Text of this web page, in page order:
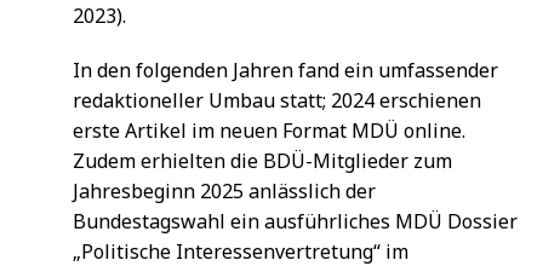
2023).
In den folgenden Jahren fand ein umfassender
redaktioneller Umbau statt; 2024 erschienen
erste Artikel im neuen Format MDÜ online.
Zudem erhielten die BDÜ-Mitglieder zum
Jahresbeginn 2025 anlässlich der
Bundestagswahl ein ausführliches MDÜ Dossier
„Politische Interessenvertretung“ im